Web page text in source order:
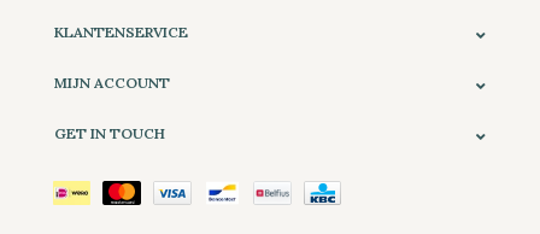
KLANTENSERVICE
MIJN ACCOUNT
GET IN TOUCH